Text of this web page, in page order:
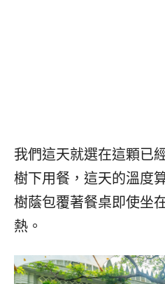
我們這天就選在這顆已
樹下用餐，這天的溫度
樹蔭包覆著餐桌即使坐
熱。